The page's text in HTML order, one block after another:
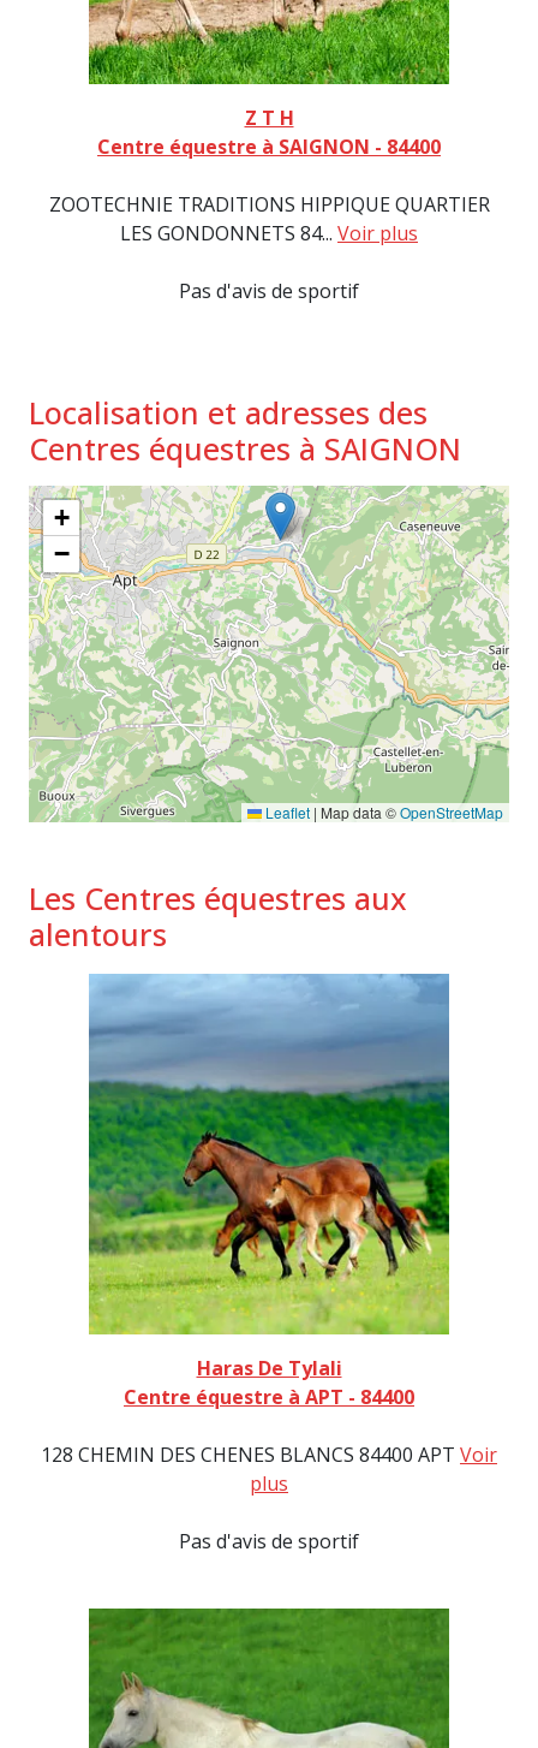
Z T H
Centre équestre à SAIGNON - 84400
ZOOTECHNIE TRADITIONS HIPPIQUE QUARTIER
LES GONDONNETS 84... Voir plus
Pas d'avis de sportif
Localisation et adresses des
Centres équestres à SAIGNON
+
−
Leaflet | Map data ©OpenStreetMap
Les Centres équestres aux
alentours
Haras De Tylali
Centre équestre à APT - 84400
128 CHEMIN DES CHENES BLANCS 84400 APT Voir
plus
Pas d'avis de sportif